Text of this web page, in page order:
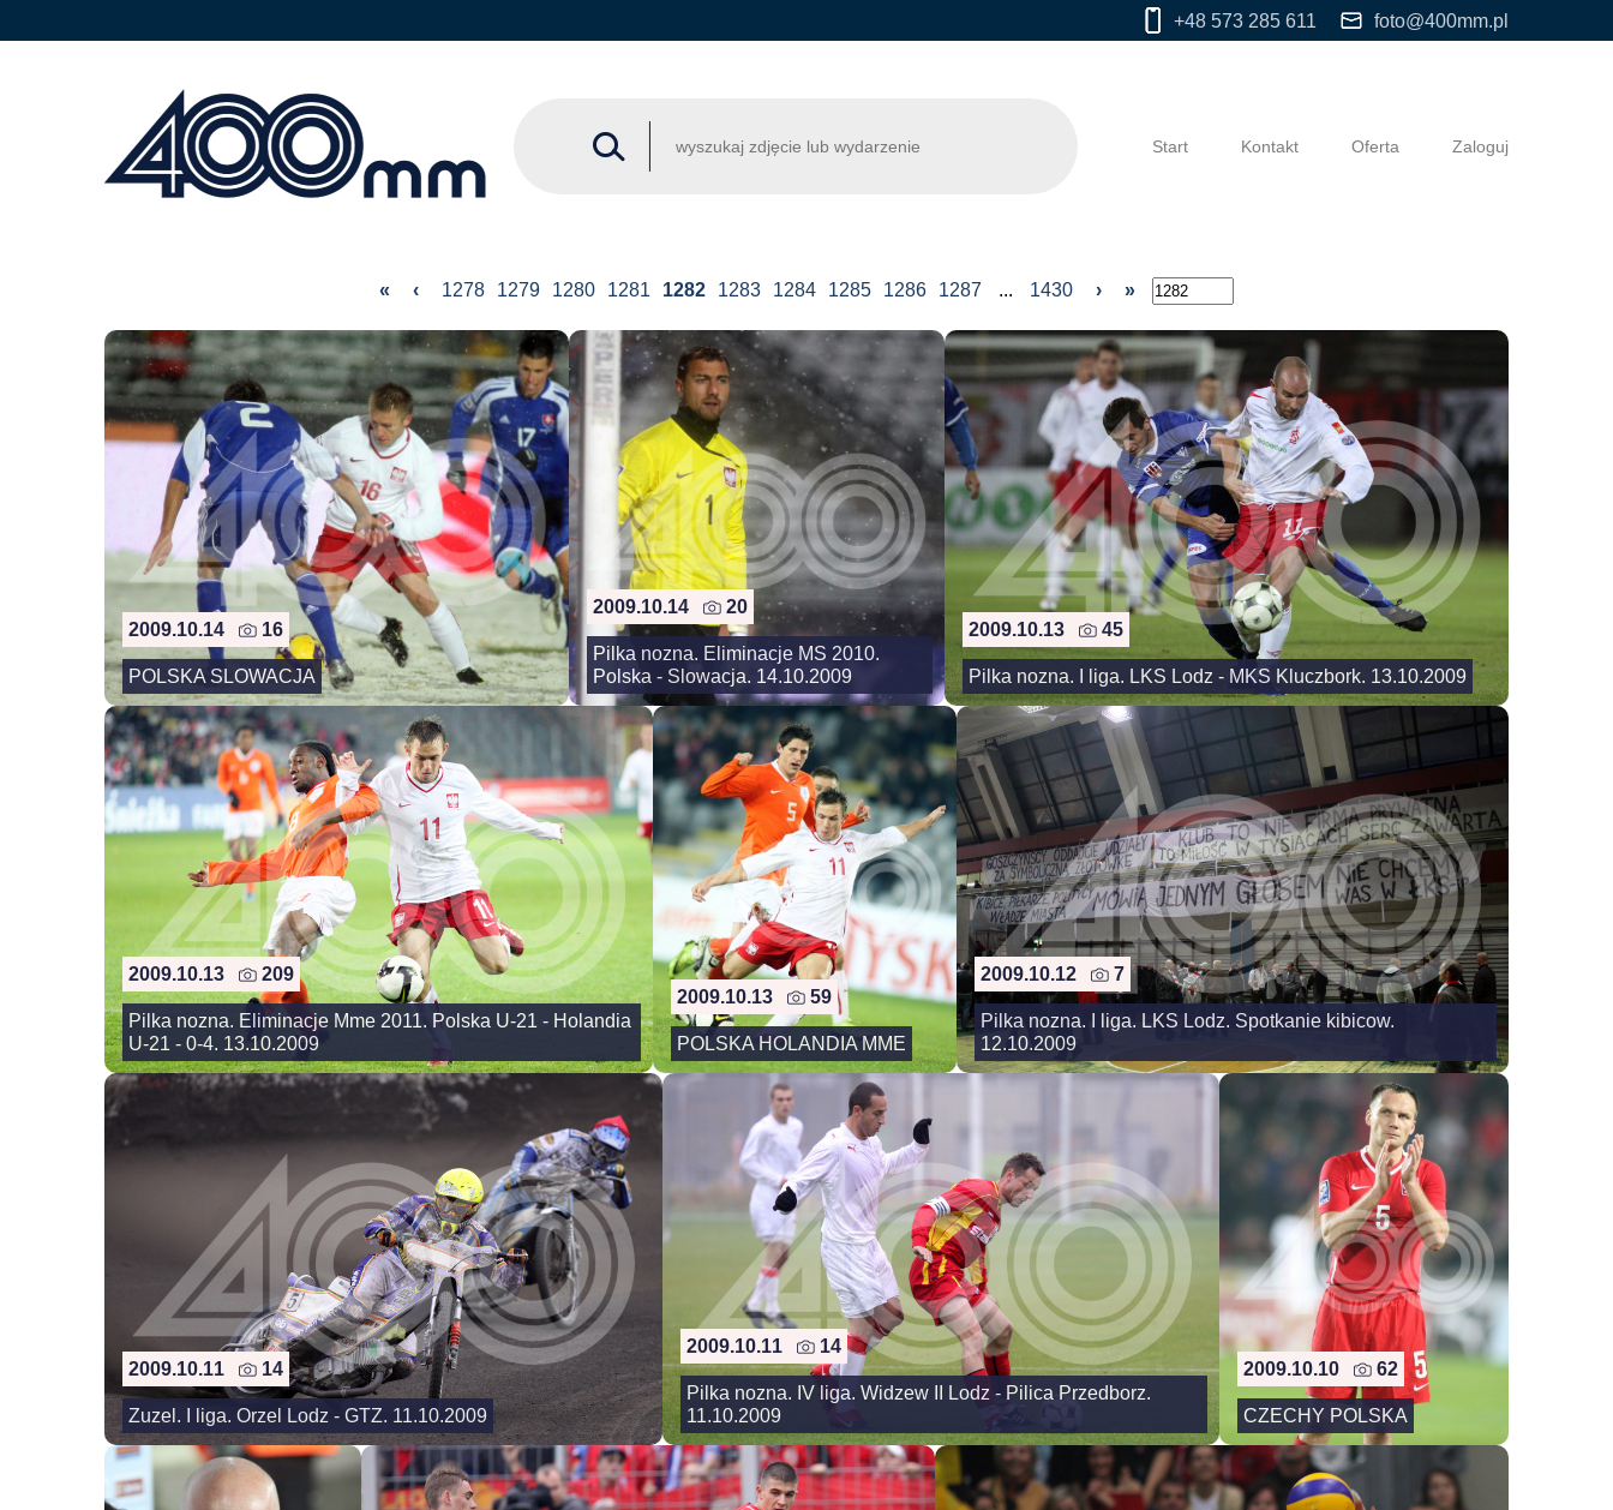
+48 573 285 611 foto@400mm.pl
Start Kontakt Oferta Zaloguj
« ‹ 1278 1279 1280 1281 1282 1283 1284 1285 1286 1287 ... 1430 › »
2009.10.14 16
POLSKA SLOWACJA
2009.10.14 20
Pilka nozna. Eliminacje MS 2010.
Polska - Slowacja. 14.10.2009
2009.10.13 45
Pilka nozna. I liga. LKS Lodz - MKS Kluczbork. 13.10.2009
2009.10.13 209
Pilka nozna. Eliminacje Mme 2011. Polska U-21 - Holandia
U-21 - 0-4. 13.10.2009
2009.10.13 59
POLSKA HOLANDIA MME
2009.10.12 7
Pilka nozna. I liga. LKS Lodz. Spotkanie kibicow.
12.10.2009
2009.10.11 14
Zuzel. I liga. Orzel Lodz - GTZ. 11.10.2009
2009.10.11 14
Pilka nozna. IV liga. Widzew II Lodz - Pilica Przedborz.
11.10.2009
2009.10.10 62
CZECHY POLSKA